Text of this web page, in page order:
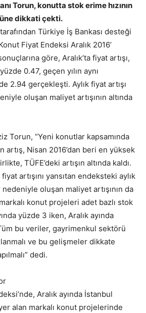
Torun, konutta stok erime hızının
dikkati çekti.
Türkiye İş Bankası desteği
Fiyat Endeksi Aralık 2016’
göre, Aralık’ta fiyat artışı,
0.47, geçen yılın aynı
2.94 gerçekleşti. Aylık fiyat artışı
oluşan maliyet artışının altında
Torun, “Yeni konutlar kapsamında
artış, Nisan 2016’dan beri en yüksek
TÜFE’deki artışın altında kaldı.
artışını yansıtan endeksteki aylık
oluşan maliyet artışının da
konut projeleri adet bazlı stok
yüzde 3 iken, Aralık ayında
bu veriler, gayrimenkul sektörü
ve bu gelişmeler dikkate
dedi.
Aralık ayında İstanbul
alan markalı konut projelerinde